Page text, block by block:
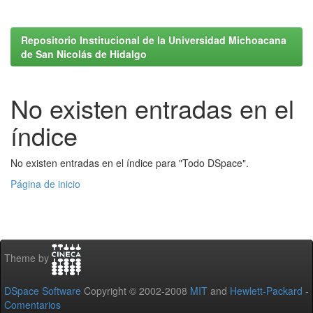
Repositorio Institucional de la Universidad Michoacana
de San Nicolás de Hidalgo
No existen entradas en el
índice
No existen entradas en el índice para "Todo DSpace".
Página de inicio
Theme by
DSpace Software Copyright © 2002-2008 MIT and Hewlett-Packard -
Comentarios